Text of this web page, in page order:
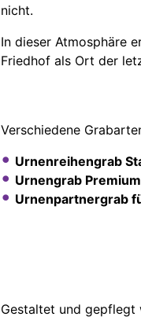
nicht.
In dieser Atmosphäre
Friedhof als Ort der
Verschiedene
Urnenreihengrab
Urnengrab
Urnenpartnergrab
Gestaltet und gepflegt